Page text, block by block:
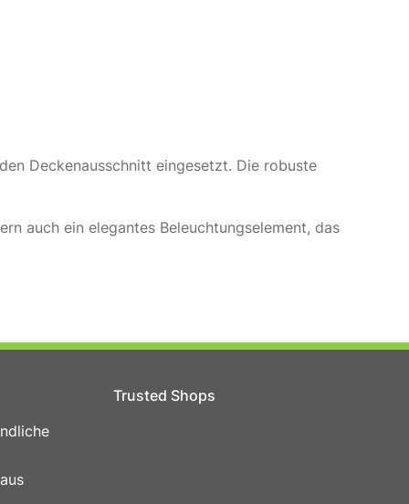
Deckenausschnitt eingesetzt. Die robuste
auch ein elegantes Beleuchtungselement, das
Trusted Shops